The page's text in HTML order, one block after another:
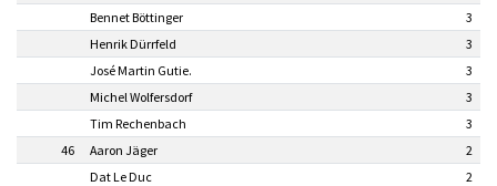
Bennet Böttinger
3
Henrik Dürrfeld
3
José Martin Gutie.
3
Michel Wolfersdorf
3
Tim Rechenbach
3
46
Aaron Jäger
2
Dat Le Duc
2